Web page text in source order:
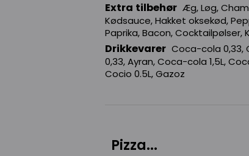
Extra tilbehør Æg, Løg,
Kødsauce, Hakket oksekød,
Paprika, Bacon, Cocktailpølser,
Drikkevarer Coca-cola 0,33,
0,33, Ayran, Coca-cola 1,5L,
Cocio 0.5L, Gazoz
Pizza...